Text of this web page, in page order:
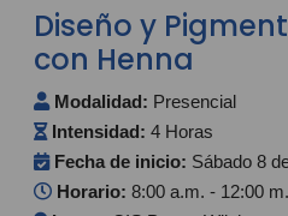
Diseño y
con Henna
Modalidad: Presencial
Intensidad: 4 Horas
Fecha de inicio: Sábado 8
Horario: 8:00 a.m. - 12:00 m.